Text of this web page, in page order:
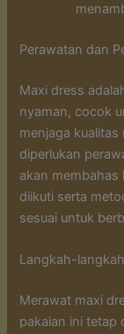
Perawatan dan
Maxi dress
nyaman, cocok
menjaga
diperlukan
akan
diikuti serta
sesuai untuk
Langkah-
Merawat maxi
pakaian ini tetap